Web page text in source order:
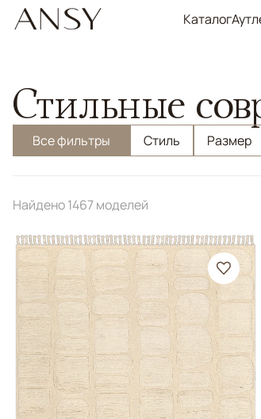
Каталог
Стильные
Все фильтры Стиль Размер
Найдено 1467 моделей